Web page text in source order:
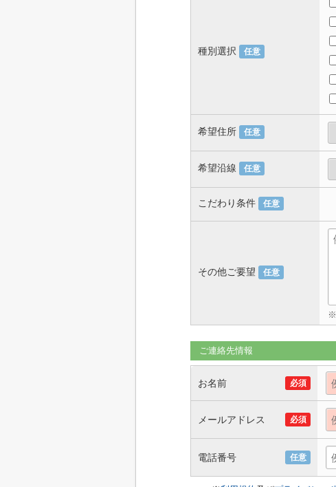
種別選択 任意
希望住所 任意
希望沿線 任意
こだわり条件 任意
その他ご要望 任意
※
ご連絡先情報
お名前 必須
メールアドレス 必須
電話番号 任意